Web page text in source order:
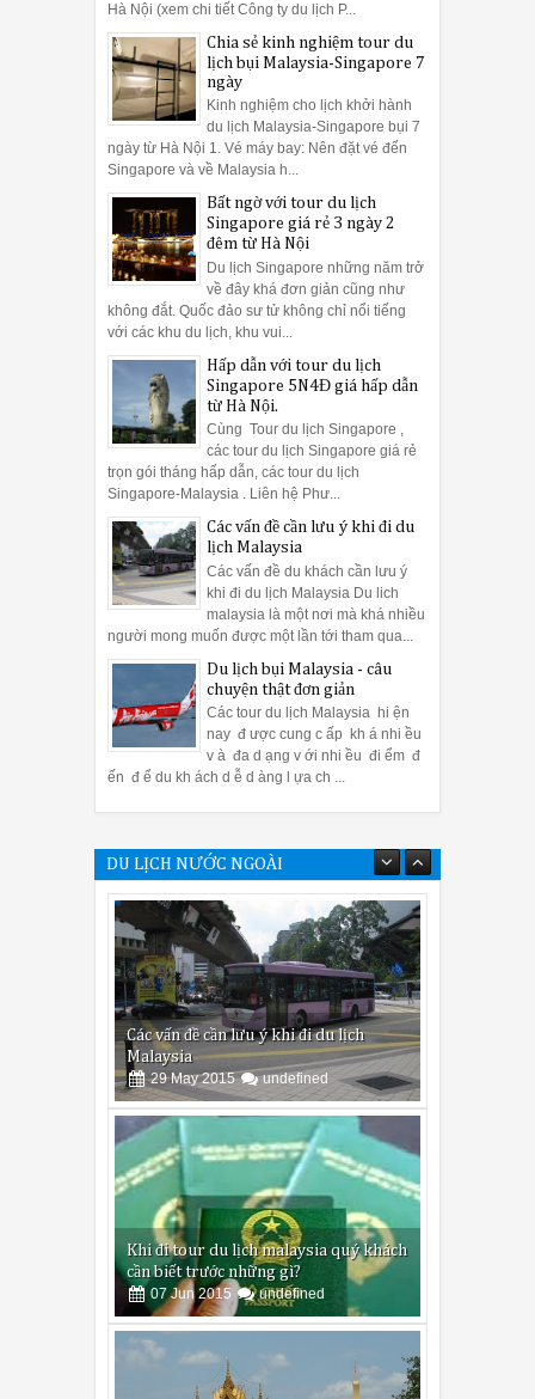
Hà Nội (xem chi tiết Công ty du lịch P...
Chia sẻ kinh nghiệm tour du
lịch bụi Malaysia-Singapore 7
ngày
Kinh nghiệm cho lịch khởi hành
du lịch Malaysia-Singapore bụi 7
ngày từ Hà Nội 1. Vé máy bay: Nên đặt vé đến
Singapore và về Malaysia h...
Bất ngờ với tour du lịch
Singapore giá rẻ 3 ngày 2
đêm từ Hà Nội
Du lịch Singapore những năm trở
về đây khá đơn giản cũng như
không đắt. Quốc đảo sư tử không chỉ nổi tiếng
với các khu du lịch, khu vui...
Hấp dẫn với tour du lịch
Singapore 5N4Đ giá hấp dẫn
từ Hà Nội.
Cùng Tour du lịch Singapore ,
các tour du lịch Singapore giá rẻ
trọn gói tháng hấp dẫn, các tour du lịch
Singapore-Malaysia . Liên hệ Phư...
Các vấn đề cần lưu ý khi đi du
lịch Malaysia
Các vấn đề du khách cần lưu ý
khi đi du lịch Malaysia Du lich
malaysia là một nơi mà khá nhiều
người mong muốn được một lần tới tham qua...
Du lịch bụi Malaysia - câu
chuyện thật đơn giản
Các tour du lịch Malaysia hi ện
nay đ ược cung c ấp kh á nhi ều
v à đa d ạng v ới nhi ều đi ểm đ
ến đ ể du kh ách d ễ d àng l ựa ch ...
DU LỊCH NƯỚC NGOÀI
Malaysia
29 May 2015 undefined
Khi đi tour du lịch malaysia quý khách
cần biết trước những gì?
07 Jun 2015 undefined
Du lịch Lào và những điều cần tránh
05 Jun 2015 undefined